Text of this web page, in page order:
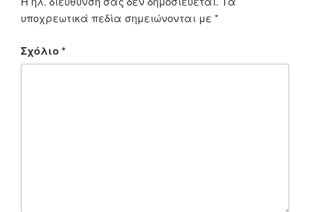
υποχρεωτικά πεδία σημειώνονται με *
Σχόλιο*